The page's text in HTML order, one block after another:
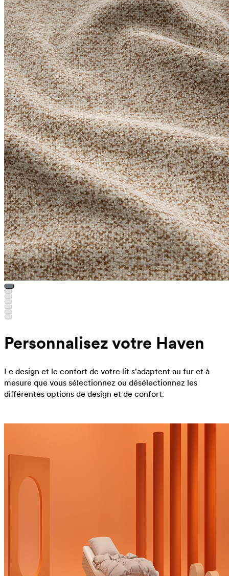
Personnalisez votre Haven
Le design et le confort de votre lit s'adaptent au fur et à
mesure que vous sélectionnez ou désélectionnez les
différentes options de design et de confort.